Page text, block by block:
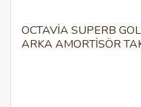
OCTAVIA SUPERB
ARKA AMORTISÖR